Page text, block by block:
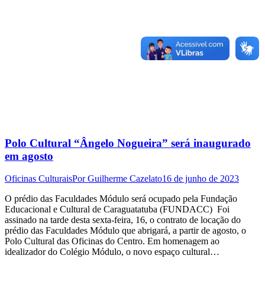
Polo Cultural “Ângelo Nogueira” será inaugurado
em agosto
Oficinas CulturaisPorGuilherme Cazelato16 de junho de 2023
O prédio das Faculdades Módulo será ocupado pela Fundação
Educacional e Cultural de Caraguatatuba (FUNDACC) Foi
assinado na tarde desta sexta-feira, 16, o contrato de locação do
prédio das Faculdades Módulo que abrigará, a partir de agosto, o
Polo Cultural das Oficinas do Centro. Em homenagem ao
idealizador do Colégio Módulo, o novo espaço cultural…